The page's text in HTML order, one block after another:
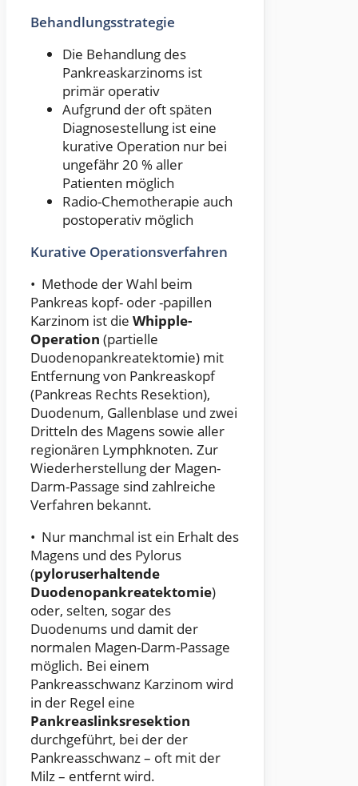
Behandlungsstrategie
Die Behandlung des
Pankreaskarzinoms ist
primär operativ
Aufgrund der oft späten
Diagnosestellung ist eine
kurative Operation nur bei
ungefähr 20 % aller
Patienten möglich
Radio-Chemotherapie auch
postoperativ möglich
Kurative Operationsverfahren
• Methode der Wahl beim
Pankreas kopf- oder -papillen
Karzinom ist die Whipple-
Operation (partielle
Duodenopankreatektomie) mit
Entfernung von Pankreaskopf
(Pankreas Rechts Resektion),
Duodenum, Gallenblase und zwei
Dritteln des Magens sowie aller
regionären Lymphknoten. Zur
Wiederherstellung der Magen-
Darm-Passage sind zahlreiche
Verfahren bekannt.
• Nur manchmal ist ein Erhalt des
Magens und des Pylorus
(pyloruserhaltende
Duodenopankreatektomie)
oder, selten, sogar des
Duodenums und damit der
normalen Magen-Darm-Passage
möglich. Bei einem
Pankreasschwanz Karzinom wird
in der Regel eine
Pankreaslinksresektion
durchgeführt, bei der der
Pankreasschwanz – oft mit der
Milz – entfernt wird.